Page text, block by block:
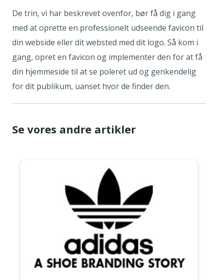
De trin, vi har beskrevet ovenfor, bør få dig i gang
med at oprette en professionelt udseende favicon til
din webside eller dit websted med dit logo. Så kom i
gang, opret en favicon og implementer den for at få
din hjemmeside til at se poleret ud og genkendelig
for dit publikum, uanset hvor de finder den.
Se vores andre artikler